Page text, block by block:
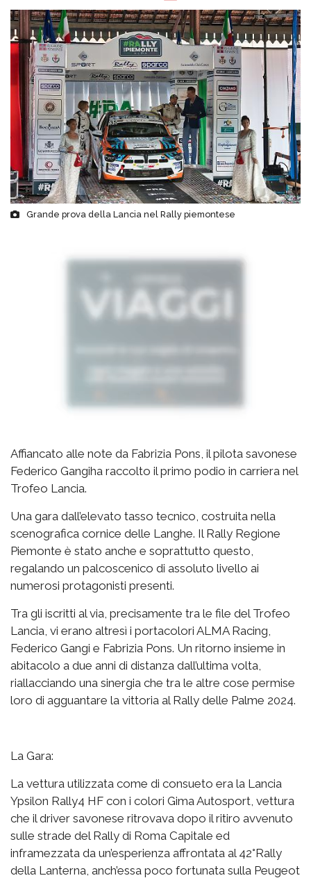
Grande prova della Lancia nel Rally piemontese
Affiancato alle note da Fabrizia Pons, il pilota savonese
Federico Gangiha raccolto il primo podio in carriera nel
Trofeo Lancia.
Una gara dall’elevato tasso tecnico, costruita nella
scenografica cornice delle Langhe. Il Rally Regione
Piemonte è stato anche e soprattutto questo,
regalando un palcoscenico di assoluto livello ai
numerosi protagonisti presenti.
Tra gli iscritti al via, precisamente tra le file del Trofeo
Lancia, vi erano altresì i portacolori ALMA Racing,
Federico Gangi e Fabrizia Pons. Un ritorno insieme in
abitacolo a due anni di distanza dall’ultima volta,
riallacciando una sinergia che tra le altre cose permise
loro di agguantare la vittoria al Rally delle Palme 2024.
La Gara:
La vettura utilizzata come di consueto era la Lancia
Ypsilon Rally4 HF con i colori Gima Autosport, vettura
che il driver savonese ritrovava dopo il ritiro avvenuto
sulle strade del Rally di Roma Capitale ed
inframezzata da un’esperienza affrontata al 42°Rally
della Lanterna, anch’essa poco fortunata sulla Peugeot